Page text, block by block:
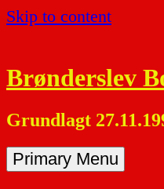
Skip to content
Brønderslev
Grundlagt
Primary Menu